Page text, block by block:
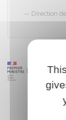
Direction